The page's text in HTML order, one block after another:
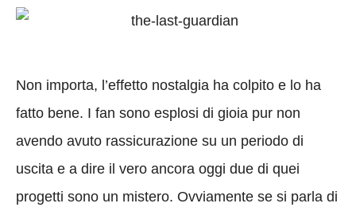
Non importa, l’effetto nostalgia ha colpito e lo ha
fatto bene. I fan sono esplosi di gioia pur non
avendo avuto rassicurazione su un periodo di
uscita e a dire il vero ancora oggi due di quei
progetti sono un mistero. Ovviamente se si parla di